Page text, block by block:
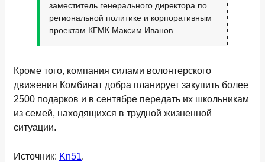
заместитель генерального директора по
региональной политике и корпоративным
проектам КГМК Максим Иванов.
Кроме того, компания силами волонтерского
движения Комбинат добра планирует закупить более
2500 подарков и в сентябре передать их школьникам
из семей, находящихся в трудной жизненной
ситуации.
Источник: Kn51.